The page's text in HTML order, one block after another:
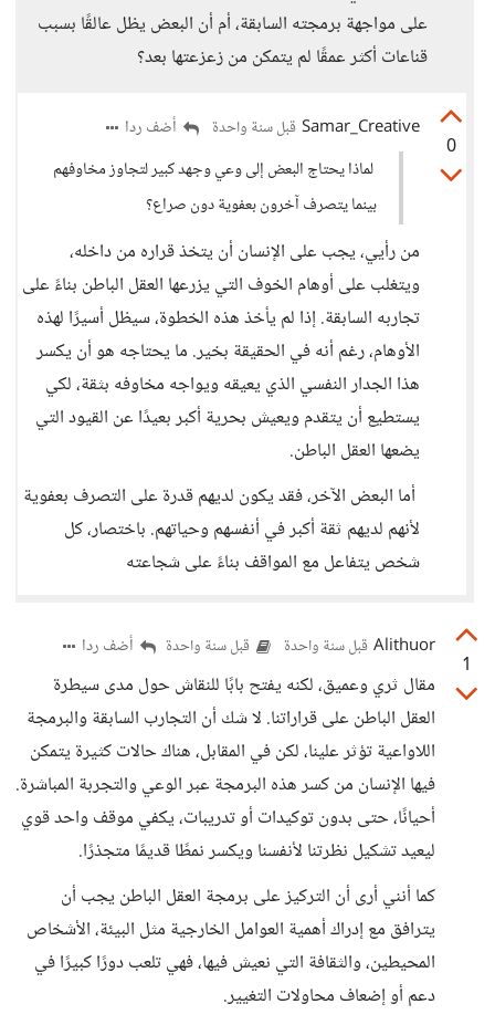
على مواجهة برمجته السابقة، أم أن البعض يظل عالقًا بسبب
قناعات أكثر عمقًا لم يتمكن من زعزعتها بعد؟
0
Samar_Creative قبل سنة واحدة
أضف ردا
لماذا يحتاج البعض إلى وعي وجهد كبير لتجاوز مخاوفهم
بينما يتصرف آخرون بعفوية دون صراع؟
من رأيي، يجب على الإنسان أن يتخذ قراره من داخله،
ويتغلب على أوهام الخوف التي يزرعها العقل الباطن بناءً على
تجاربه السابقة. إذا لم يأخذ هذه الخطوة، سيظل أسيرًا لهذه
الأوهام، رغم أنه في الحقيقة بخير. ما يحتاجه هو أن يكسر
هذا الجدار النفسي الذي يعيقه ويواجه مخاوفه بثقة، لكي
يستطيع أن يتقدم ويعيش بحرية أكبر بعيدًا عن القيود التي
يضعها العقل الباطن.
أما البعض الآخر، فقد يكون لديهم قدرة على التصرف بعفوية
لأنهم لديهم ثقة أكبر في أنفسهم وحياتهم. باختصار، كل
شخص يتفاعل مع المواقف بناءً على شجاعته
1
Alithuor قبل سنة واحدة قبل سنة واحدة أضف ردا
مقال ثري وعميق، لكنه يفتح بابًا للنقاش حول مدى سيطرة
العقل الباطن على قراراتنا. لا شك أن التجارب السابقة والبرمجة
اللاواعية تؤثر علينا، لكن في المقابل، هناك حالات كثيرة يتمكن
فيها الإنسان من كسر هذه البرمجة عبر الوعي والتجربة المباشرة.
أحيانًا، حتى بدون توكيدات أو تدريبات، يكفي موقف واحد قوي
ليعيد تشكيل نظرتنا لأنفسنا ويكسر نمطًا قديمًا متجذرًا.
كما أنني أرى أن التركيز على برمجة العقل الباطن يجب أن
يترافق مع إدراك أهمية العوامل الخارجية مثل البيئة، الأشخاص
المحيطين، والثقافة التي نعيش فيها، فهي تلعب دورًا كبيرًا في
دعم أو إضعاف محاولات التغيير.